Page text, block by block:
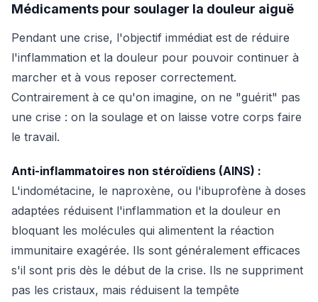
Médicaments pour soulager la douleur aiguë
Pendant une crise, l'objectif immédiat est de réduire
l'inflammation et la douleur pour pouvoir continuer à
marcher et à vous reposer correctement.
Contrairement à ce qu'on imagine, on ne "guérit" pas
une crise : on la soulage et on laisse votre corps faire
le travail.
Anti-inflammatoires non stéroïdiens (AINS) :
L'indométacine, le naproxène, ou l'ibuprofène à doses
adaptées réduisent l'inflammation et la douleur en
bloquant les molécules qui alimentent la réaction
immunitaire exagérée. Ils sont généralement efficaces
s'il sont pris dès le début de la crise. Ils ne suppriment
pas les cristaux, mais réduisent la tempête